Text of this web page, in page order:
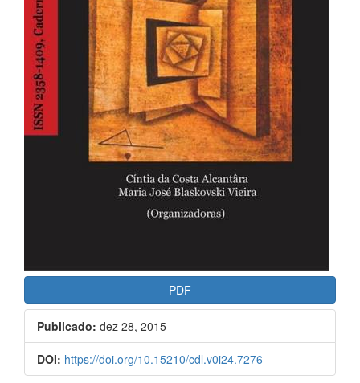
PDF
Publicado: dez 28, 2015
DOI: https://doi.org/10.15210/cdl.v0i24.7276